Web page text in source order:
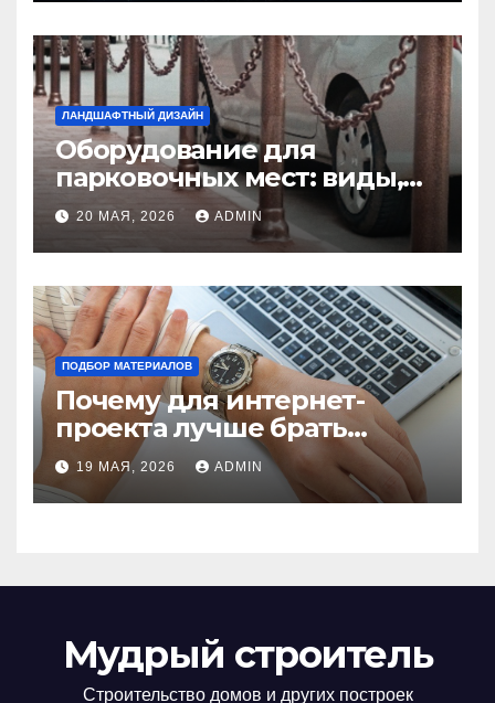
ЛАНДШАФТНЫЙ ДИЗАЙН
Оборудование для
парковочных мест: виды,
функции и нормы
установки
20 МАЯ, 2026 ADMIN
ПОДБОР МАТЕРИАЛОВ
Почему для интернет-
проекта лучше брать
отдельный сервер:
преимущества и ключевые
аспекты
19 МАЯ, 2026 ADMIN
Мудрый строитель
Строительство домов и других построек